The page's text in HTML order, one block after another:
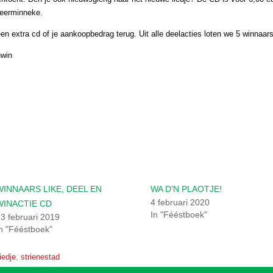
extra cd of je aankoopbedrag terug. Uit alle deelacties loten we 5
LIKE, DEEL EN
CD
februari 2019
"Fééstboek"
WA D’N PLAOTJE!
4 februari 2020
In "Fééstboek"
, strienestad